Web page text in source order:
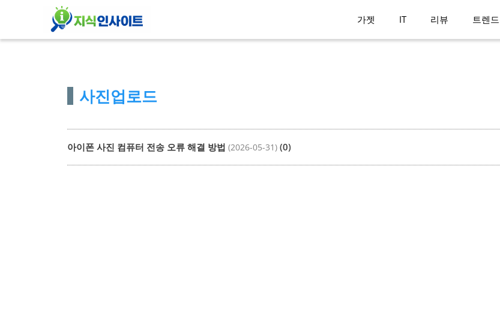
가젯 IT 리뷰 트렌드
사진업로드
아이폰 사진 컴퓨터 전송 오류 해결 방법 (2026-05-31) (0)